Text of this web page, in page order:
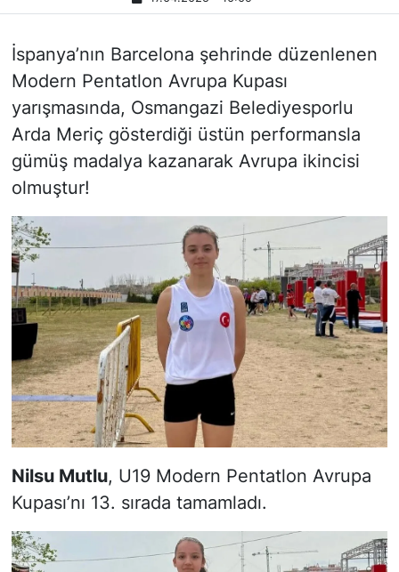
İspanya’nın Barcelona şehrinde düzenlenen
Modern Pentatlon Avrupa Kupası
yarışmasında, Osmangazi Belediyesporlu
Arda Meriç gösterdiği üstün performansla
gümüş madalya kazanarak Avrupa ikincisi
olmuştur!
Nilsu Mutlu, U19 Modern Pentatlon Avrupa
Kupası’nı 13. sırada tamamladı.